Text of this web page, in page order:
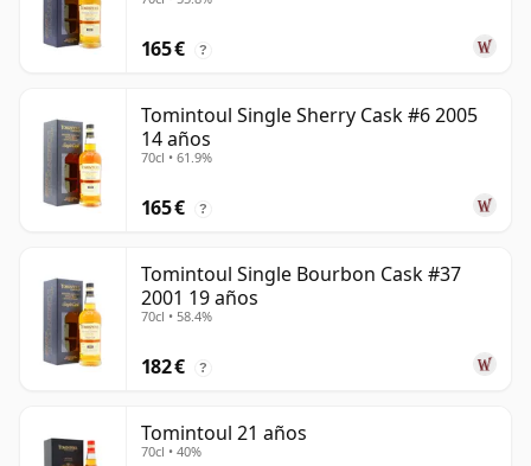
165 € ?
Tomintoul Single Sherry Cask #6 2005
14 años
70cl • 61.9%
165 € ?
Tomintoul Single Bourbon Cask #37
2001 19 años
70cl • 58.4%
182 € ?
Tomintoul 21 años
70cl • 40%